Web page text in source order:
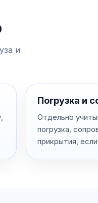
и
Погрузка и
Отдельно
погрузка,
прикрытия,